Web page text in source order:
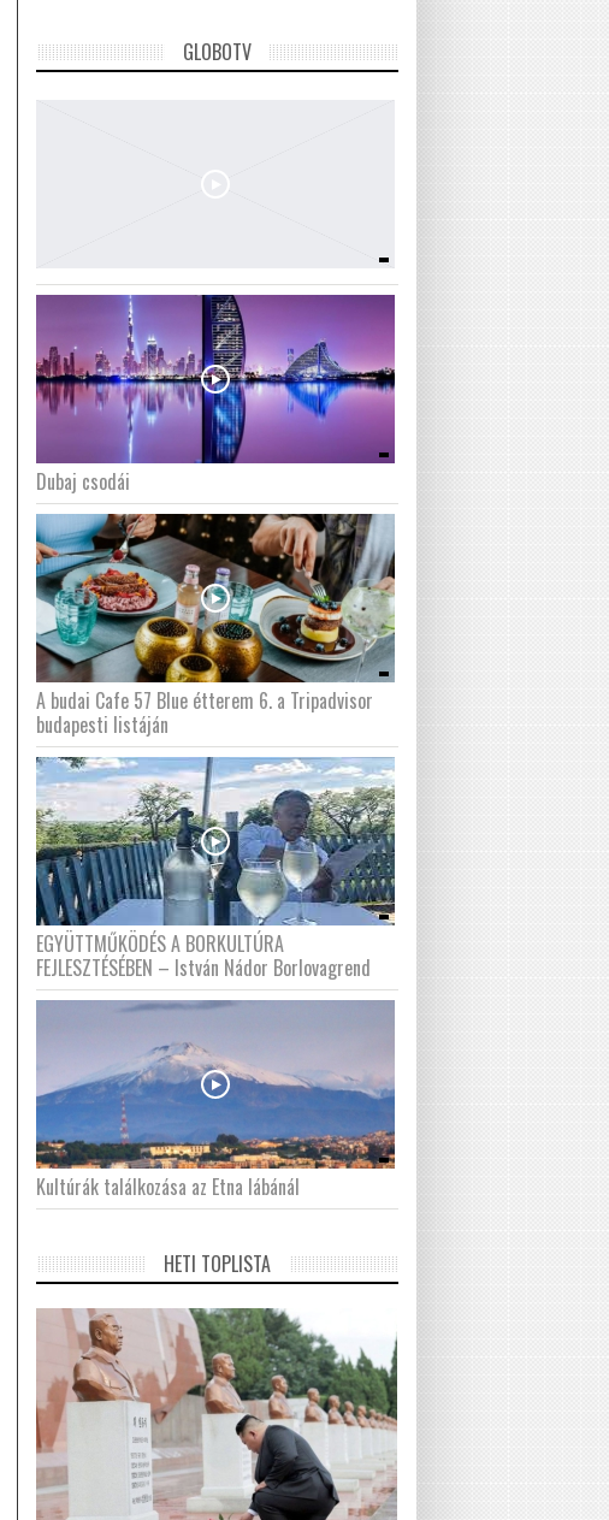
GLOBOTV
Dubaj csodái
A budai Cafe 57 Blue étterem 6. a Tripadvisor
budapesti listáján
EGYÜTTMŰKÖDÉS A BORKULTÚRA
FEJLESZTÉSÉBEN – István Nádor Borlovagrend
Kultúrák találkozása az Etna lábánál
HETI TOPLISTA